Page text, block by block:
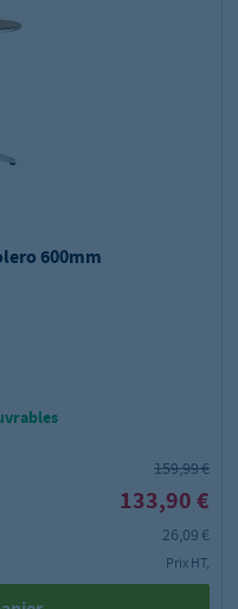
600mm
159,99 €
133,90 €
26,09 €
Prix HT,